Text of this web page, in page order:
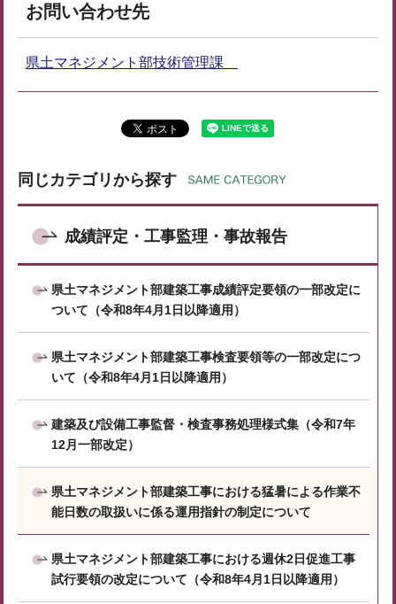
お問い合わせ先
県土マネジメント部技術管理課
同じカテゴリから探す
成績評定・工事監理・事故報告
県土マネジメント部建築工事成績評定要領の一部改定に
ついて（令和8年4月1日以降適用）
県土マネジメント部建築工事検査要領等の一部改定につ
いて（令和8年4月1日以降適用）
建築及び設備工事監督・検査事務処理様式集（令和7年
12月一部改定）
県土マネジメント部建築工事における猛暑による作業不
能日数の取扱いに係る運用指針の制定について
県土マネジメント部建築工事における週休2日促進工事
試行要領の改定について（令和8年4月1日以降適用）